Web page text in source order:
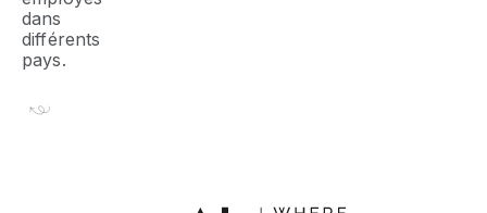
dans
différents
pays.